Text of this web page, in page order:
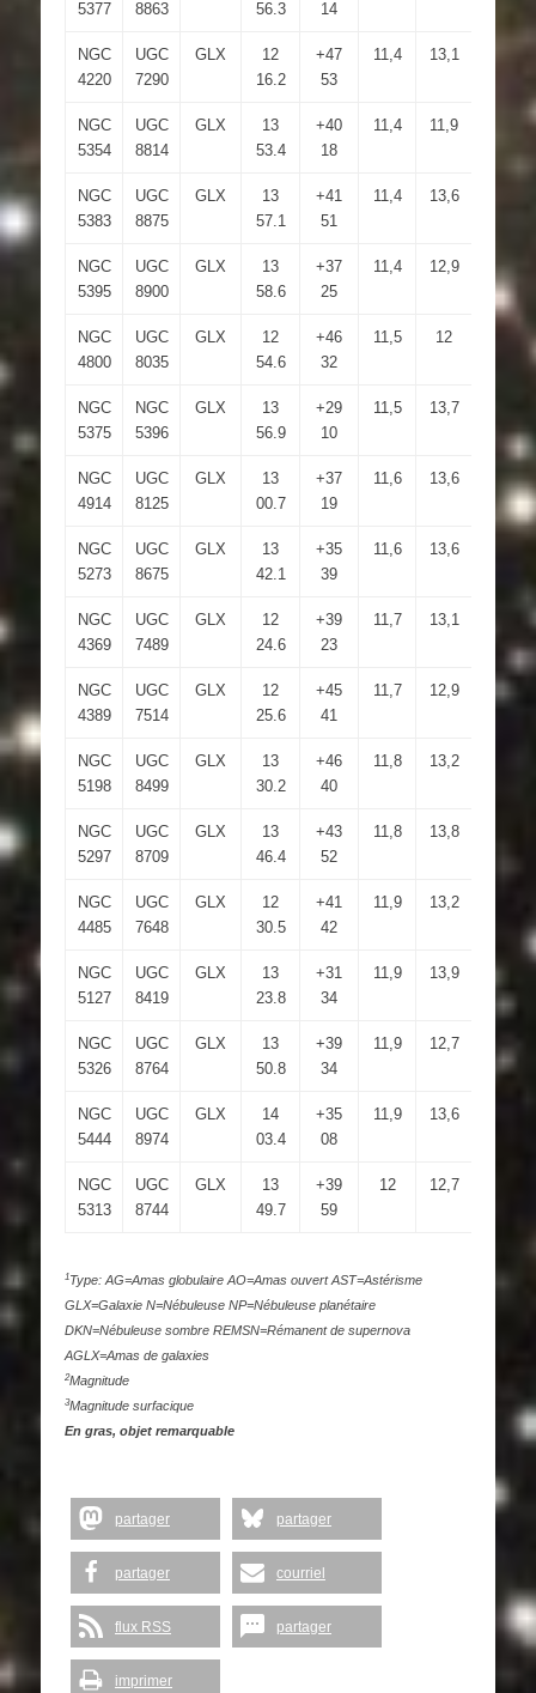
5377
8863
56.3
14
NGC
4220
UGC
7290
GLX
12
16.2
+47
53
11,4 13,1
NGC
5354
UGC
8814
GLX
13
53.4
+40
18
11,4 11,9
NGC
5383
UGC
8875
GLX
13
57.1
+41
51
11,4 13,6
NGC
5395
UGC
8900
GLX
13
58.6
+37
25
11,4 12,9
NGC
4800
UGC
8035
GLX
12
54.6
+46
32
11,5 12
NGC
5375
NGC
5396
GLX
13
56.9
+29
10
11,5 13,7
NGC
4914
UGC
8125
GLX
13
00.7
+37
19
11,6 13,6
NGC
5273
UGC
8675
GLX
13
42.1
+35
39
11,6 13,6
NGC
4369
UGC
7489
GLX
12
24.6
+39
23
11,7 13,1
NGC
4389
UGC
7514
GLX
12
25.6
+45
41
11,7 12,9
NGC
5198
UGC
8499
GLX
13
30.2
+46
40
11,8 13,2
NGC
5297
UGC
8709
GLX
13
46.4
+43
52
11,8 13,8
NGC
4485
UGC
7648
GLX
12
30.5
+41
42
11,9 13,2
NGC
5127
UGC
8419
GLX
13
23.8
+31
34
11,9 13,9
NGC
5326
UGC
8764
GLX
13
50.8
+39
34
11,9 12,7
NGC
5444
UGC
8974
GLX
14
03.4
+35
08
11,9 13,6
NGC
5313
UGC
8744
GLX
13
49.7
+39
59
12 12,7
1Type: AG=Amas globulaire AO=Amas ouvert AST=Astérisme
GLX=Galaxie N=Nébuleuse NP=Nébuleuse planétaire
DKN=Nébuleuse sombre REMSN=Rémanent de supernova
AGLX=Amas de galaxies
2Magnitude
3Magnitude surfacique
En gras, objet remarquable
partager partager
partager courriel
flux RSS partager
imprimer